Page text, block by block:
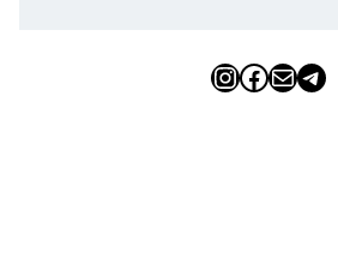
InstagramFacebook Email Telegram